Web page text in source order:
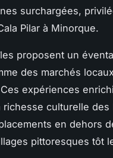
surchargées,
Pilar à Minorque.
proposent un
des marchés
expériences
culturelle des
en dehors
pittoresques tôt